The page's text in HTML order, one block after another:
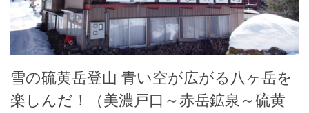
雪の硫黄岳登山 青い空が広がる八ヶ岳を
楽しんだ！（美濃戸口～赤岳鉱泉～硫黄